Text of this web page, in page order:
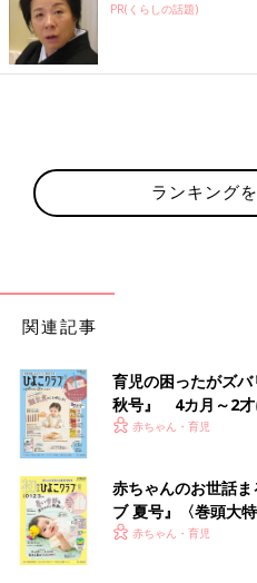
「病気とか体調不良は予防する
的にも負担が少ないです。エア
イけど、熱中症が防げるなら、
そのひとつに、お留守番と旅行。
「旅行は突然は行けませんが、
夕方には帰ってあげたいと思っ
ようにしています」
長いお留守番はかわいそう…。で
の話を聞くと、家族みんながそ
帰ってあげたり、子どもたちも
か。
PR(くらしの話題)
ランキング
関連記事
育児の困ったがズ
秋号』 4カ月～2才
いっぱい！
赤ちゃん・育児
赤ちゃんのお世話
ブ 夏号』〈巻頭大
く！ おっぱい・ミ
赤ちゃん・育児